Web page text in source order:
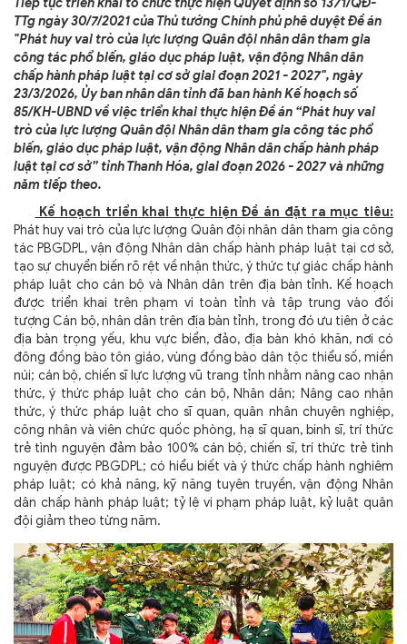
Tiếp tục triển khai tổ chức thực hiện Quyết định số 1371/QĐ-
TTg ngày 30/7/2021 của Thủ tướng Chính phủ phê duyệt Đề án
"Phát huy vai trò của lực lượng Quân đội nhân dân tham gia
công tác phổ biến, giáo dục pháp luật, vận động Nhân dân
chấp hành pháp luật tại cơ sở giai đoạn 2021 - 2027", ngày
23/3/2026, Ủy ban nhân dân tỉnh đã ban hành Kế hoạch số
85/KH-UBND về việc triển khai thực hiện Đề án “Phát huy vai
trò của lực lượng Quân đội Nhân dân tham gia công tác phổ
biến, giáo dục pháp luật, vận động Nhân dân chấp hành pháp
luật tại cơ sở” tỉnh Thanh Hóa, giai đoạn 2026 - 2027 và những
năm tiếp theo.
Kế hoạch triển khai thực hiện Đề án đặt ra mục tiêu:
Phát huy vai trò của lực lượng Quân đội nhân dân tham gia công
tác PBGDPL, vận động Nhân dân chấp hành pháp luật tại cơ sở,
tạo sự chuyển biến rõ rệt về nhận thức, ý thức tự giác chấp hành
pháp luật cho cán bộ và Nhân dân trên địa bàn tỉnh. Kế hoạch
được triển khai trên phạm vi toàn tỉnh và tập trung vào đối
tượng Cán bộ, nhân dân trên địa bàn tỉnh, trong đó ưu tiên ở các
địa bàn trọng yếu, khu vực biển, đảo, địa bàn khó khăn, nơi có
đông đồng bào tôn giáo, vùng đồng bào dân tộc thiểu số, miền
núi; cán bộ, chiến sĩ lực lượng vũ trang tỉnh nhằm nâng cao nhận
thức, ý thức pháp luật cho cán bộ, Nhân dân; Nâng cao nhận
thức, ý thức pháp luật cho sĩ quan, quân nhân chuyên nghiệp,
công nhân và viên chức quốc phòng, hạ sĩ quan, binh sĩ, trí thức
trẻ tình nguyện đảm bảo 100% cán bộ, chiến sĩ, trí thức trẻ tình
nguyện được PBGDPL; có hiểu biết và ý thức chấp hành nghiêm
pháp luật; có khả năng, kỹ năng tuyên truyền, vận động Nhân
dân chấp hành pháp luật; tỷ lệ vi phạm pháp luật, kỷ luật quân
đội giảm theo từng năm.